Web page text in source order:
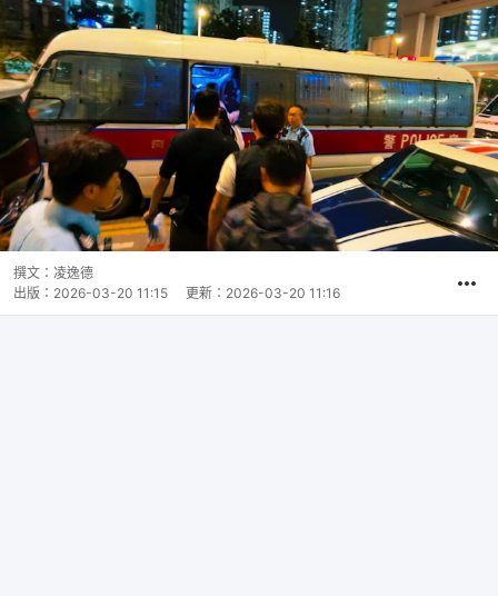
撰文： 凌逸德
出版： 2026-03-20 11:15 更新： 2026-03-20 11:16